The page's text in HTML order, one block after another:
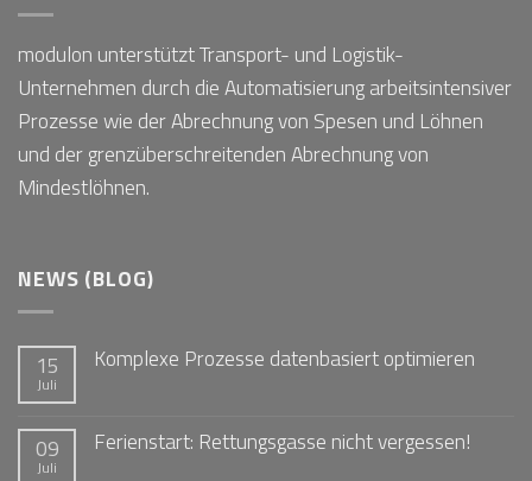
modulon unterstützt Transport- und Logistik-
Unternehmen durch die Automatisierung arbeitsintensiver
Prozesse wie der Abrechnung von Spesen und Löhnen
und der grenzüberschreitenden Abrechnung von
Mindestlöhnen.
NEWS (BLOG)
15
Juli
Komplexe Prozesse datenbasiert optimieren
09
Juli
Ferienstart: Rettungsgasse nicht vergessen!